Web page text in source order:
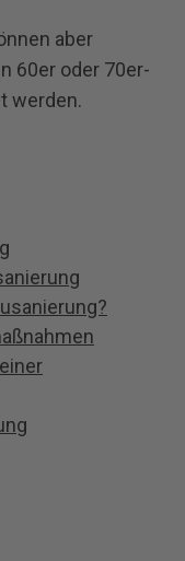
aber
60er oder 70er-
werden.